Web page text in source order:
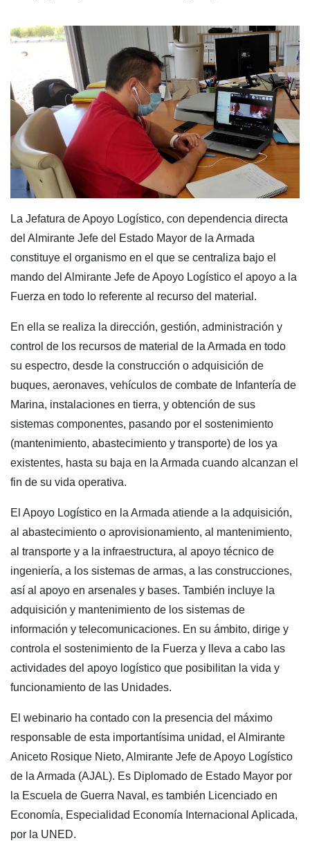
La Jefatura de Apoyo Logístico, con dependencia directa
del Almirante Jefe del Estado Mayor de la Armada
constituye el organismo en el que se centraliza bajo el
mando del Almirante Jefe de Apoyo Logístico el apoyo a la
Fuerza en todo lo referente al recurso del material.
En ella se realiza la dirección, gestión, administración y
control de los recursos de material de la Armada en todo
su espectro, desde la construcción o adquisición de
buques, aeronaves, vehículos de combate de Infantería de
Marina, instalaciones en tierra, y obtención de sus
sistemas componentes, pasando por el sostenimiento
(mantenimiento, abastecimiento y transporte) de los ya
existentes, hasta su baja en la Armada cuando alcanzan el
fin de su vida operativa.
El Apoyo Logístico en la Armada atiende a la adquisición,
al abastecimiento o aprovisionamiento, al mantenimiento,
al transporte y a la infraestructura, al apoyo técnico de
ingeniería, a los sistemas de armas, a las construcciones,
así al apoyo en arsenales y bases. También incluye la
adquisición y mantenimiento de los sistemas de
información y telecomunicaciones. En su ámbito, dirige y
controla el sostenimiento de la Fuerza y lleva a cabo las
actividades del apoyo logístico que posibilitan la vida y
funcionamiento de las Unidades.
El webinario ha contado con la presencia del máximo
responsable de esta importantísima unidad, el Almirante
Aniceto Rosique Nieto, Almirante Jefe de Apoyo Logístico
de la Armada (AJAL). Es Diplomado de Estado Mayor por
la Escuela de Guerra Naval, es también Licenciado en
Economía, Especialidad Economía Internacional Aplicada,
por la UNED.